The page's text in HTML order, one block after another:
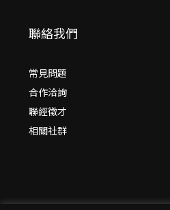
聯絡我們
常見問題
合作洽詢
聯經徵才
相關社群